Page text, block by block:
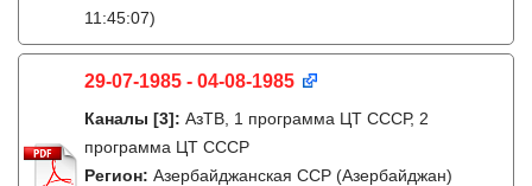
11:45:07)
29-07-1985 - 04-08-1985
Каналы [3]: АзТВ, 1 программа ЦТ СССР, 2
программа ЦТ СССР
Регион: Азербайджанская ССР (Азербайджан)